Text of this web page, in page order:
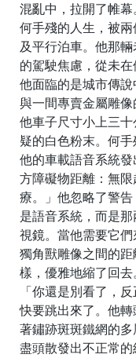
混亂中，拉開了帷幕
何手殘的人生，被
及平行泊車。他那
的駕駛焦慮，從未
他面臨的是城市傳
與一間專賣金屬雕
他車子尺寸小上三
疑的白色粉末。何手
他的車載語音系統
方障礙物距離：無
療。」他忽略了警
是語音系統，而是
視鏡。當他需要它
獨角獸雕像之間的
樣，優雅地縮了回去
「你還是別看了，
快要跳出來了。他
著鏽跡斑斑鐵網的
盡頭散發出不正常